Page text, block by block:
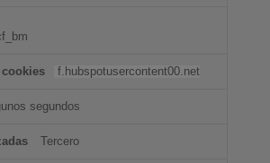
f.hubspotusercontent00.net
segundos
Tercero